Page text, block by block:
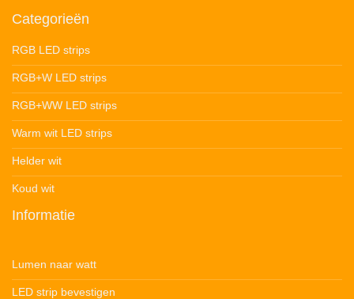
Categorieën
RGB LED strips
RGB+W LED strips
RGB+WW LED strips
Warm wit LED strips
Helder wit
Koud wit
Informatie
Lumen naar watt
LED strip bevestigen